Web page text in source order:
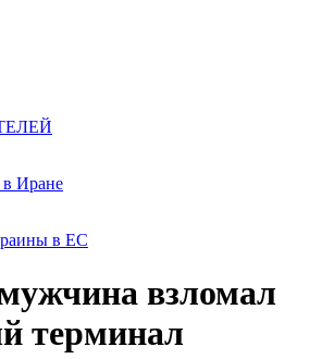
Иране
в ЕС
взломал
терминал